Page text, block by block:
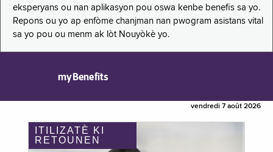
eksperyans ou nan aplikasyon pou oswa kenbe benefis sa yo.
Repons ou yo ap enfòme chanjman nan pwogram asistans vital
sa yo pou ou menm ak lòt Nouyòkè yo.
myBenefits
vendredi 7 août 2026
ITILIZATÈ KI
RETOUNEN